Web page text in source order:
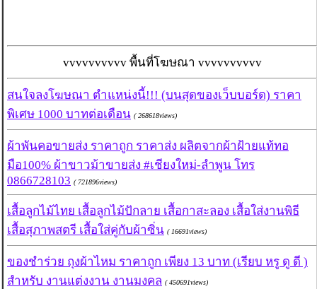
vvvvvvvvvv พื้นที่โฆษณา vvvvvvvvvv
สนใจลงโฆษณา ตำแหน่งนี้!!! (บนสุดของเว็บบอร์ด) ราคา
พิเศษ 1000 บาทต่อเดือน ( 268618views)
ผ้าพันคอขายส่ง ราคาถูก ราคาส่ง ผลิตจากผ้าฝ้ายแท้ทอ
มือ100% ผ้าขาวม้าขายส่ง #เชียงใหม่-ลำพูน โทร
0866728103 ( 721896views)
เสื้อลูกไม้ไทย เสื้อลูกไม้ปักลาย เสื้อกาสะลอง เสื้อใส่งานพิธี
เสื้อสุภาพสตรี เสื้อใส่คู่กับผ้าซิ่น ( 16691views)
ของชำร่วย ถุงผ้าไหม ราคาถูก เพียง 13 บาท (เรียบ หรู ดู ดี )
สำหรับ งานแต่งงาน งานมงคล ( 450691views)